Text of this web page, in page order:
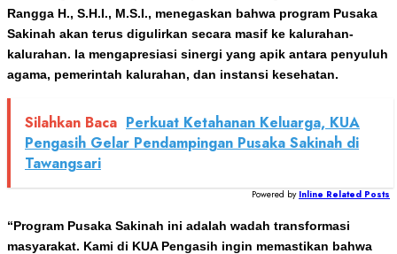
Rangga H., S.H.I., M.S.I., menegaskan bahwa program Pusaka
Sakinah akan terus digulirkan secara masif ke kalurahan-
kalurahan. Ia mengapresiasi sinergi yang apik antara penyuluh
agama, pemerintah kalurahan, dan instansi kesehatan.
Silahkan Baca Perkuat Ketahanan Keluarga, KUA
Pengasih Gelar Pendampingan Pusaka Sakinah di
Tawangsari
Powered by Inline Related Posts
“Program Pusaka Sakinah ini adalah wadah transformasi
masyarakat. Kami di KUA Pengasih ingin memastikan bahwa